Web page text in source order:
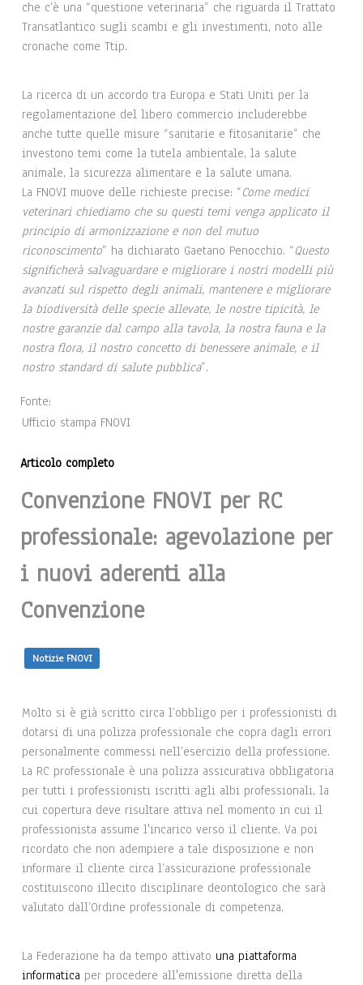
che c’è una “questione veterinaria” che riguarda il Trattato
Transatlantico sugli scambi e gli investimenti, noto alle
cronache come Ttip.
La ricerca di un accordo tra Europa e Stati Uniti per la
regolamentazione del libero commercio includerebbe
anche tutte quelle misure “sanitarie e fitosanitarie” che
investono temi come la tutela ambientale, la salute
animale, la sicurezza alimentare e la salute umana.
La FNOVI muove delle richieste precise: “Come medici
veterinari chiediamo che su questi temi venga applicato il
principio di armonizzazione e non del mutuo
riconoscimento” ha dichiarato Gaetano Penocchio. “Questo
significherà salvaguardare e migliorare i nostri modelli più
avanzati sul rispetto degli animali, mantenere e migliorare
la biodiversità delle specie allevate, le nostre tipicità, le
nostre garanzie dal campo alla tavola, la nostra fauna e la
nostra flora, il nostro concetto di benessere animale, e il
nostro standard di salute pubblica”.
Fonte:
Ufficio stampa FNOVI
Articolo completo
Convenzione FNOVI per RC
professionale: agevolazione per
i nuovi aderenti alla
Convenzione
Notizie FNOVI
Molto si è già scritto circa l’obbligo per i professionisti di
dotarsi di una polizza professionale che copra dagli errori
personalmente commessi nell’esercizio della professione.
La RC professionale è una polizza assicurativa obbligatoria
per tutti i professionisti iscritti agli albi professionali, la
cui copertura deve risultare attiva nel momento in cui il
professionista assume l'incarico verso il cliente. Va poi
ricordato che non adempiere a tale disposizione e non
informare il cliente circa l’assicurazione professionale
costituiscono illecito disciplinare deontologico che sarà
valutato dall’Ordine professionale di competenza.
La Federazione ha da tempo attivato una piattaforma
informatica per procedere all'emissione diretta della